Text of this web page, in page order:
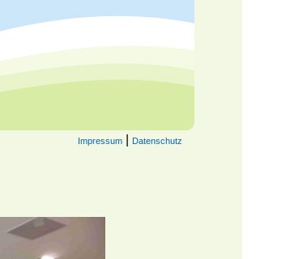
Impressum Datenschutz